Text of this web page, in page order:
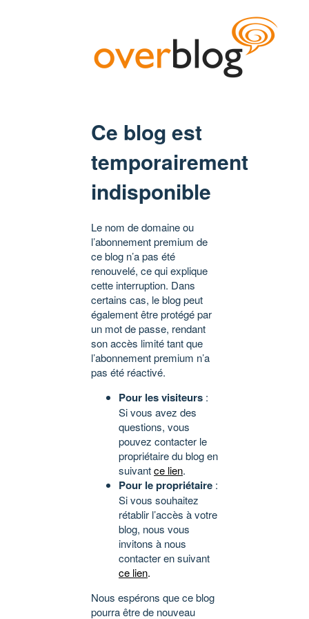
Ce blog est
temporairement
indisponible
Le nom de domaine ou
l’abonnement premium de
ce blog n’a pas été
renouvelé, ce qui explique
cette interruption. Dans
certains cas, le blog peut
également être protégé par
un mot de passe, rendant
son accès limité tant que
l’abonnement premium n’a
pas été réactivé.
Pour les visiteurs :
Si vous avez des
questions, vous
pouvez contacter le
propriétaire du blog en
suivantce lien.
Pour le propriétaire :
Si vous souhaitez
rétablir l’accès à votre
blog, nous vous
invitons à nous
contacter en suivant
ce lien.
Nous espérons que ce blog
pourra être de nouveau